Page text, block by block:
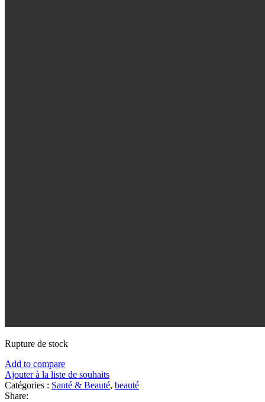
Rupture de stock
Add to compare
Ajouter à la liste de souhaits
Catégories : Santé & Beauté, beauté
Share: